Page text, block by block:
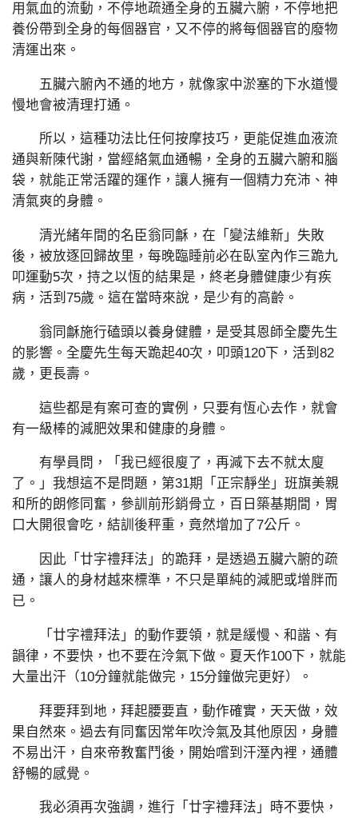
用氣血的流動，不停地疏通全身的五臟六腑，不停地把
養份帶到全身的每個器官，又不停的將每個器官的廢物
清運出來。
五臟六腑內不通的地方，就像家中淤塞的下水道慢
慢地會被清理打通。
所以，這種功法比任何按摩技巧，更能促進血液流
通與新陳代謝，當經絡氣血通暢，全身的五臟六腑和腦
袋，就能正常活躍的運作，讓人擁有一個精力充沛、神
清氣爽的身體。
清光緒年間的名臣翁同龢，在「變法維新」失敗
後，被放逐回歸故里，每晚臨睡前必在臥室內作三跪九
叩運動5次，持之以恆的結果是，終老身體健康少有疾
病，活到75歲。這在當時來說，是少有的高齡。
翁同龢施行磕頭以養身健體，是受其恩師全慶先生
的影響。全慶先生每天跪起40次，叩頭120下，活到82
歲，更長壽。
這些都是有案可查的實例，只要有恆心去作，就會
有一級棒的減肥效果和健康的身體。
有學員問，「我已經很廋了，再減下去不就太廋
了。」我想這不是問題，第31期「正宗靜坐」班旗美親
和所的朗修同奮，參訓前形銷骨立，百日築基期間，胃
口大開很會吃，結訓後秤重，竟然增加了7公斤。
因此「廿字禮拜法」的跪拜，是透過五臟六腑的疏
通，讓人的身材越來標準，不只是單純的減肥或增胖而
已。
「廿字禮拜法」的動作要領，就是緩慢、和諧、有
韻律，不要快，也不要在泠氣下做。夏天作100下，就能
大量出汗（10分鐘就能做完，15分鐘做完更好）。
拜要拜到地，拜起腰要直，動作確實，天天做，效
果自然來。過去有同奮因常年吹泠氣及其他原因，身體
不易出汗，自來帝教奮鬥後，開始嚐到汗溼內裡，通體
舒暢的感覺。
我必須再次強調，進行「廿字禮拜法」時不要快，